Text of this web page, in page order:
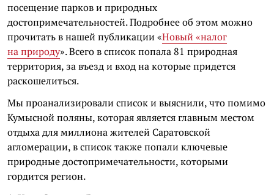
посещение парков и природных
достопримечательностей. Подробнее об этом можно
прочитать в нашей публикации «Новый «налог
на природу». Всего в список попала 81 природная
территория, за въезд и вход на которые придется
раскошелиться.
Мы проанализировали список и выяснили, что помимо
Кумысной поляны, которая является главным местом
отдыха для миллиона жителей Саратовской
агломерации, в список также попали ключевые
природные достопримечательности, которыми
гордится регион.